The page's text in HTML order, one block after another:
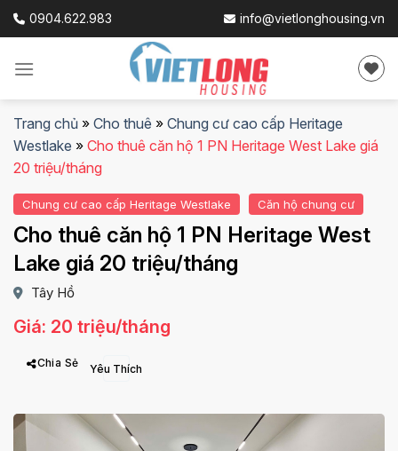
Skip
0904.622.983 info@vietlonghousing.vn
Trang chủ » Cho thuê » Chung cư cao cấp Heritage
Westlake » Cho thuê căn hộ 1 PN Heritage West Lake giá
20 triệu/tháng
Chung cư cao cấp Heritage Westlake Căn hộ chung cư
Cho thuê căn hộ 1 PN Heritage West
Lake giá 20 triệu/tháng
Tây Hồ
Giá: 20 triệu/tháng
Chia Sẻ